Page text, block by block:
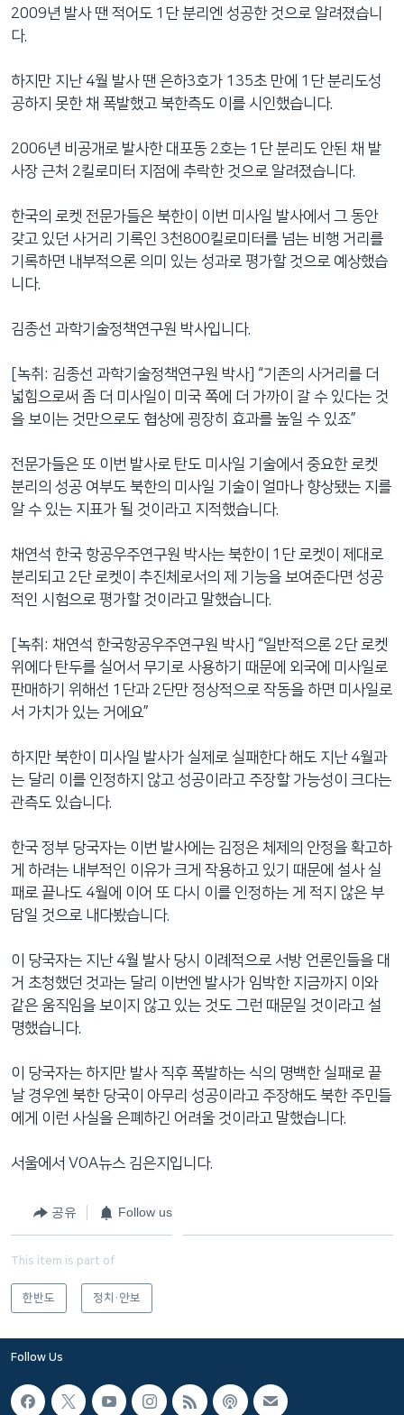
2009년 발사 땐 적어도 1단 분리엔 성공한 것으로 알려졌습니
다.
하지만 지난 4월 발사 땐 은하3호가 135초 만에 1단 분리도성
공하지 못한 채 폭발했고 북한측도 이를 시인했습니다.
2006년 비공개로 발사한 대포동 2호는 1단 분리도 안된 채 발
사장 근처 2킬로미터 지점에 추락한 것으로 알려졌습니다.
한국의 로켓 전문가들은 북한이 이번 미사일 발사에서 그 동안
갖고 있던 사거리 기록인 3천800킬로미터를 넘는 비행 거리를
기록하면 내부적으론 의미 있는 성과로 평가할 것으로 예상했습
니다.
김종선 과학기술정책연구원 박사입니다.
[녹취: 김종선 과학기술정책연구원 박사] “기존의 사거리를 더
넓힘으로써 좀 더 미사일이 미국 쪽에 더 가까이 갈 수 있다는 것
을 보이는 것만으로도 협상에 굉장히 효과를 높일 수 있죠”
전문가들은 또 이번 발사로 탄도 미사일 기술에서 중요한 로켓
분리의 성공 여부도 북한의 미사일 기술이 얼마나 향상됐는 지를
알 수 있는 지표가 될 것이라고 지적했습니다.
채연석 한국 항공우주연구원 박사는 북한이 1단 로켓이 제대로
분리되고 2단 로켓이 추진체로서의 제 기능을 보여준다면 성공
적인 시험으로 평가할 것이라고 말했습니다.
[녹취: 채연석 한국항공우주연구원 박사] “일반적으론 2단 로켓
위에다 탄두를 실어서 무기로 사용하기 때문에 외국에 미사일로
판매하기 위해선 1단과 2단만 정상적으로 작동을 하면 미사일로
서 가치가 있는 거에요”
하지만 북한이 미사일 발사가 실제로 실패한다 해도 지난 4월과
는 달리 이를 인정하지 않고 성공이라고 주장할 가능성이 크다는
관측도 있습니다.
한국 정부 당국자는 이번 발사에는 김정은 체제의 안정을 확고하
게 하려는 내부적인 이유가 크게 작용하고 있기 때문에 설사 실
패로 끝나도 4월에 이어 또 다시 이를 인정하는 게 적지 않은 부
담일 것으로 내다봤습니다.
이 당국자는 지난 4월 발사 당시 이례적으로 서방 언론인들을 대
거 초청했던 것과는 달리 이번엔 발사가 임박한 지금까지 이와
같은 움직임을 보이지 않고 있는 것도 그런 때문일 것이라고 설
명했습니다.
이 당국자는 하지만 발사 직후 폭발하는 식의 명백한 실패로 끝
날 경우엔 북한 당국이 아무리 성공이라고 주장해도 북한 주민들
에게 이런 사실을 은폐하긴 어려울 것이라고 말했습니다.
서울에서 VOA뉴스 김은지입니다.
공유 Follow us
This item is part of
한반도 정치·안보
Follow Us